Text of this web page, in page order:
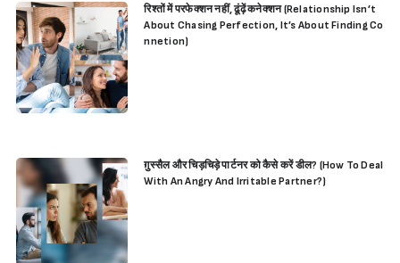
रिश्तों में परफेक्शन नहीं, ढूंढ़ें कनेक्शन (Relationship Isn’t
About Chasing Perfection, It’s About Finding Co
nnetion)
ग़ुस्सैल और चिड़चिड़े पार्टनर को कैसे करें डील? (How To Deal
With An Angry And Irritable Partner?)